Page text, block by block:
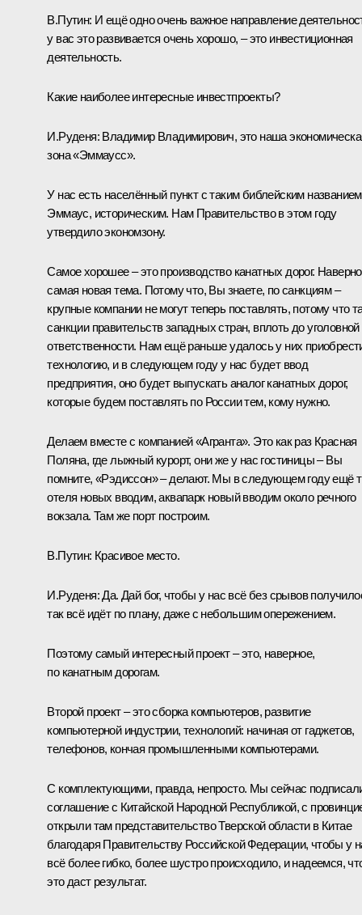
В.Путин: И ещё одно очень важное направление
у вас это развивается очень хорошо, – это инвестиционная
деятельность.
Какие наиболее интересные инвестпроекты?
И.Руденя: Владимир Владимирович, это наша
зона «Эммаусс».
У нас есть населённый пункт с таким библейским названием
Эммаус, историческим. Нам Правительство в этом году
утвердило экономзону.
Самое хорошее – это производство канатных дорог.
самая новая тема. Потому что, Вы знаете, по санкциям –
крупные компании не могут теперь поставлять, потому что
санкции правительств западных стран, вплоть до уголовной
ответственности. Нам ещё раньше удалось у них
технологию, и в следующем году у нас будет ввод
предприятия, оно будет выпускать аналог канатных дорог,
которые будем поставлять по России тем, кому нужно.
Делаем вместе с компанией «Агранта». Это как раз Красная
Поляна, где лыжный курорт, они же у нас гостиницы – Вы
помните, «Рэдиссон» – делают. Мы в следующем году ещё
отеля новых вводим, аквапарк новый вводим около речного
вокзала. Там же порт построим.
В.Путин: Красивое место.
И.Руденя:Да. Дай бог, чтобы у нас всё без срывов
так всё идёт по плану, даже с небольшим опережением.
Поэтому самый интересный проект – это, наверное,
по канатным дорогам.
Второй проект – это сборка компьютеров, развитие
компьютерной индустрии, технологий: начиная от гаджетов,
телефонов, кончая промышленными компьютерами.
С комплектующими, правда, непросто. Мы сейчас
соглашение с Китайской Народной Республикой, с
открыли там представительство Тверской области в Китае
благодаря Правительству Российской Федерации, чтобы у
всё более гибко, более шустро происходило, и надеемся,
это даст результат.